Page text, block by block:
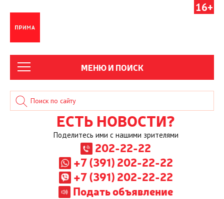
16+
МЕНЮ И ПОИСК
ЕСТЬ НОВОСТИ?
Поделитесь ими с нашими зрителями
202-22-22
+7 (391) 202-22-22
+7 (391) 202-22-22
Подать объявление